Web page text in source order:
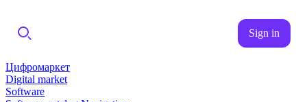
Sign in
Цифромаркет
Digital market
Software